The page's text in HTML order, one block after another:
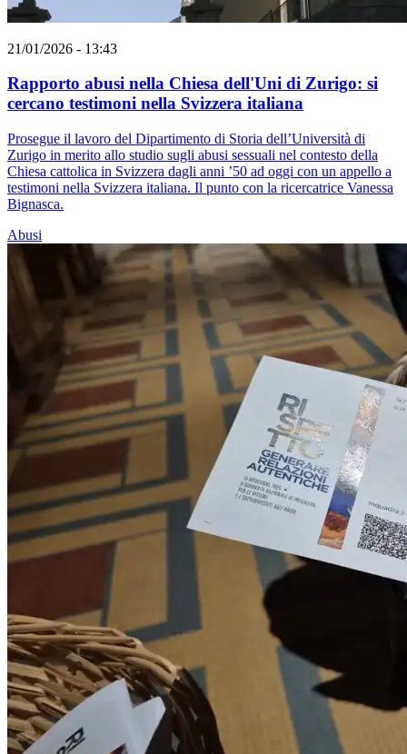
21/01/2026 - 13:43
Rapporto abusi nella Chiesa dell'Uni di Zurigo: si
cercano testimoni nella Svizzera italiana
Prosegue il lavoro del Dipartimento di Storia dell’Università di
Zurigo in merito allo studio sugli abusi sessuali nel contesto della
Chiesa cattolica in Svizzera dagli anni ’50 ad oggi con un appello a
testimoni nella Svizzera italiana. Il punto con la ricercatrice Vanessa
Bignasca.
Abusi